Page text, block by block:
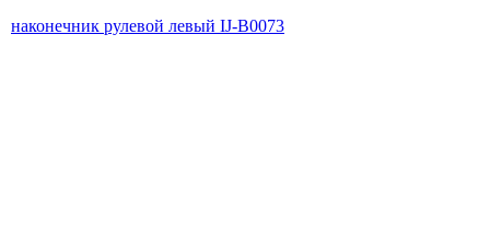
наконечник рулевой левый IJ-B0073